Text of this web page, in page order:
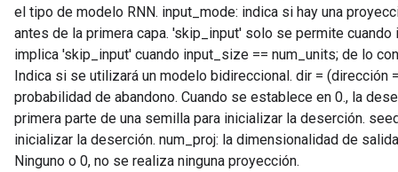
el tipo de modelo RNN. input_mode: indica si hay una
antes de la primera capa. 'skip_input' solo se permite
implica 'skip_input' cuando input_size == num_units; de lo
Indica si se utilizará un modelo bidireccional. dir = (dirección
probabilidad de abandono. Cuando se establece en 0., la
primera parte de una semilla para inicializar la deserción.
inicializar la deserción. num_proj: la dimensionalidad de
Ninguno o 0, no se realiza ninguna proyección.